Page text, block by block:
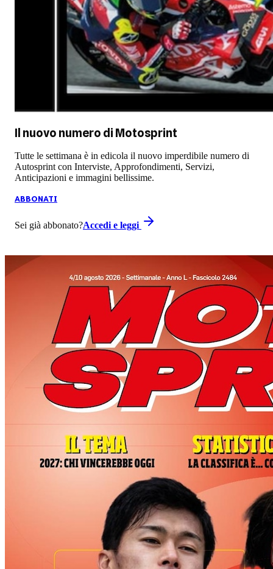
Il nuovo numero di Motosprint
Tutte le settimana è in edicola il nuovo imperdibile numero di
Autosprint con Interviste, Approfondimenti, Servizi,
Anticipazioni e immagini bellissime.
ABBONATI
Sei già abbonato?Accedi e leggi